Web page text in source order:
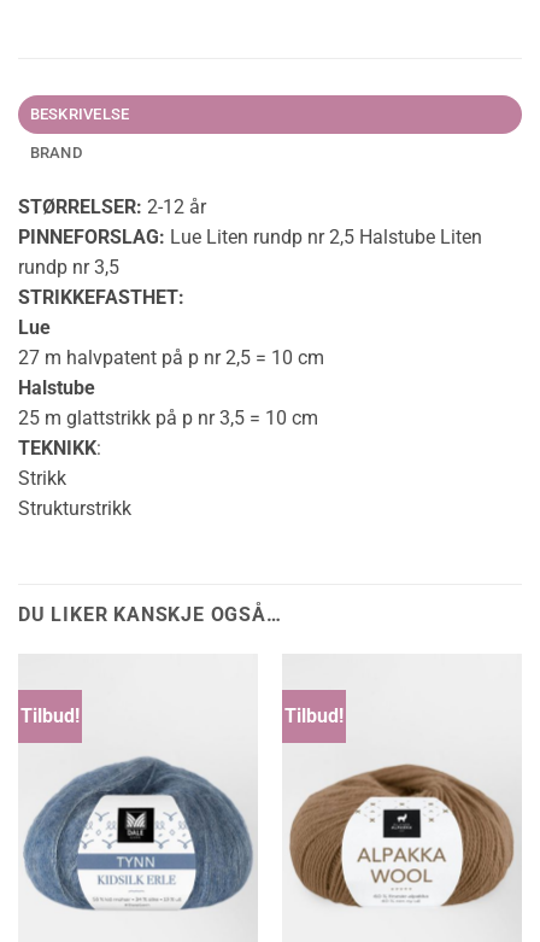
BESKRIVELSE
BRAND
STØRRELSER: 2-12 år
PINNEFORSLAG: Lue Liten rundp nr 2,5 Halstube Liten
rundp nr 3,5
STRIKKEFASTHET:
Lue
27 m halvpatent på p nr 2,5 = 10 cm
Halstube
25 m glattstrikk på p nr 3,5 = 10 cm
TEKNIKK:
Strikk
Strukturstrikk
DU LIKER KANSKJE OGSÅ…
Tilbud! Tilbud!